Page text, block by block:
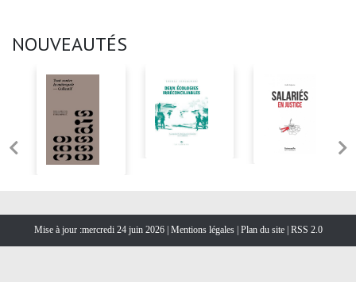
NOUVEAUTÉS
Mise à jour :mercredi 24 juin 2026 | Mentions légales | Plan du site |RSS 2.0